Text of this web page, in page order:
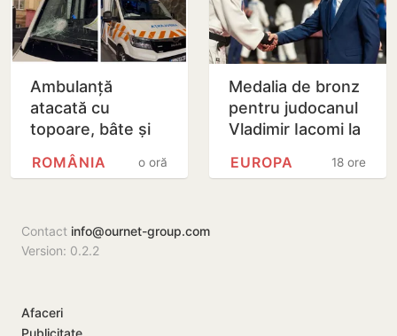
Ambulanță
atacată cu
topoare, bâte și
pietre, într-un sat
din România după
o oră
ROMÂNIA
Medalia de bronz
pentru judocanul
Vladimir Iacomi la
tineret de la
18 ore
EUROPA
Contact info@ournet-group.com
Version: 0.2.2
Afaceri
Publicitate